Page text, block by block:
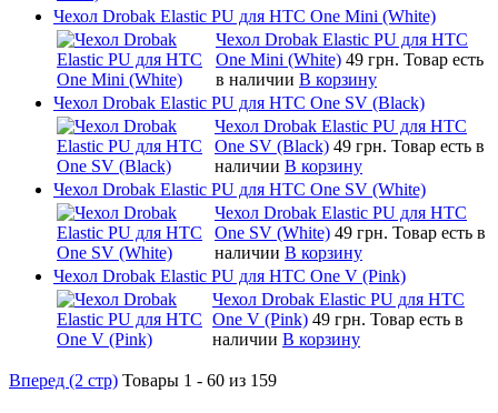
Чехол Drobak Elastic PU для HTC One Mini (White)
Чехол Drobak Elastic PU для HTC
One Mini (White) 49 грн. Товар есть
в наличии В корзину
Чехол Drobak Elastic PU для HTC One SV (Black)
Чехол Drobak Elastic PU для HTC
One SV (Black) 49 грн. Товар есть в
наличии В корзину
Чехол Drobak Elastic PU для HTC One SV (White)
Чехол Drobak Elastic PU для HTC
One SV (White) 49 грн. Товар есть в
наличии В корзину
Чехол Drobak Elastic PU для HTC One V (Pink)
Чехол Drobak Elastic PU для HTC
One V (Pink) 49 грн. Товар есть в
наличии В корзину
Вперед (2 стр) Товары 1 - 60 из 159